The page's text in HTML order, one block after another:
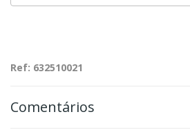
Ref: 632510021
Comentários